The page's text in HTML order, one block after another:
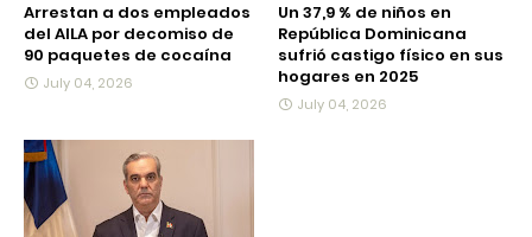
Arrestan a dos empleados
del AILA por decomiso de
90 paquetes de cocaína
July 04, 2026
Un 37,9 % de niños en
República Dominicana
sufrió castigo físico en sus
hogares en 2025
July 04, 2026